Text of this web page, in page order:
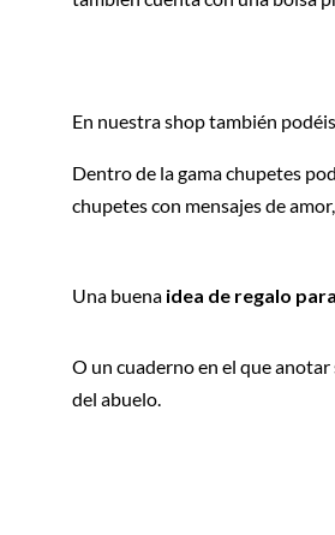
En nuestra shop también
Dentro de la gama chupetes
chupetes con mensajes de
Una buena idea de regalo
O un cuaderno en el que
del abuelo.